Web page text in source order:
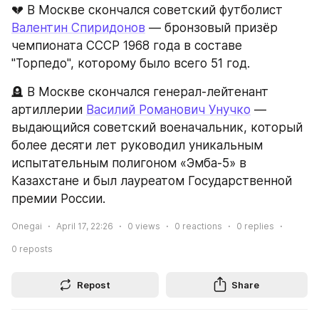
Валентин Спиридонов — бронзовый призёр
чемпионата СССР 1968 года в составе
"Торпедо", которому было всего 51 год.
🪦 В Москве скончался генерал-лейтенант
артиллерии Василий Романович Унучко —
выдающийся советский военачальник, который
более десяти лет руководил уникальным
испытательным полигоном «Эмба-5» в
Казахстане и был лауреатом Государственной
премии России.
Onegai April 17, 22:26 0 views 0 reactions 0 replies
0 reposts
Repost Share